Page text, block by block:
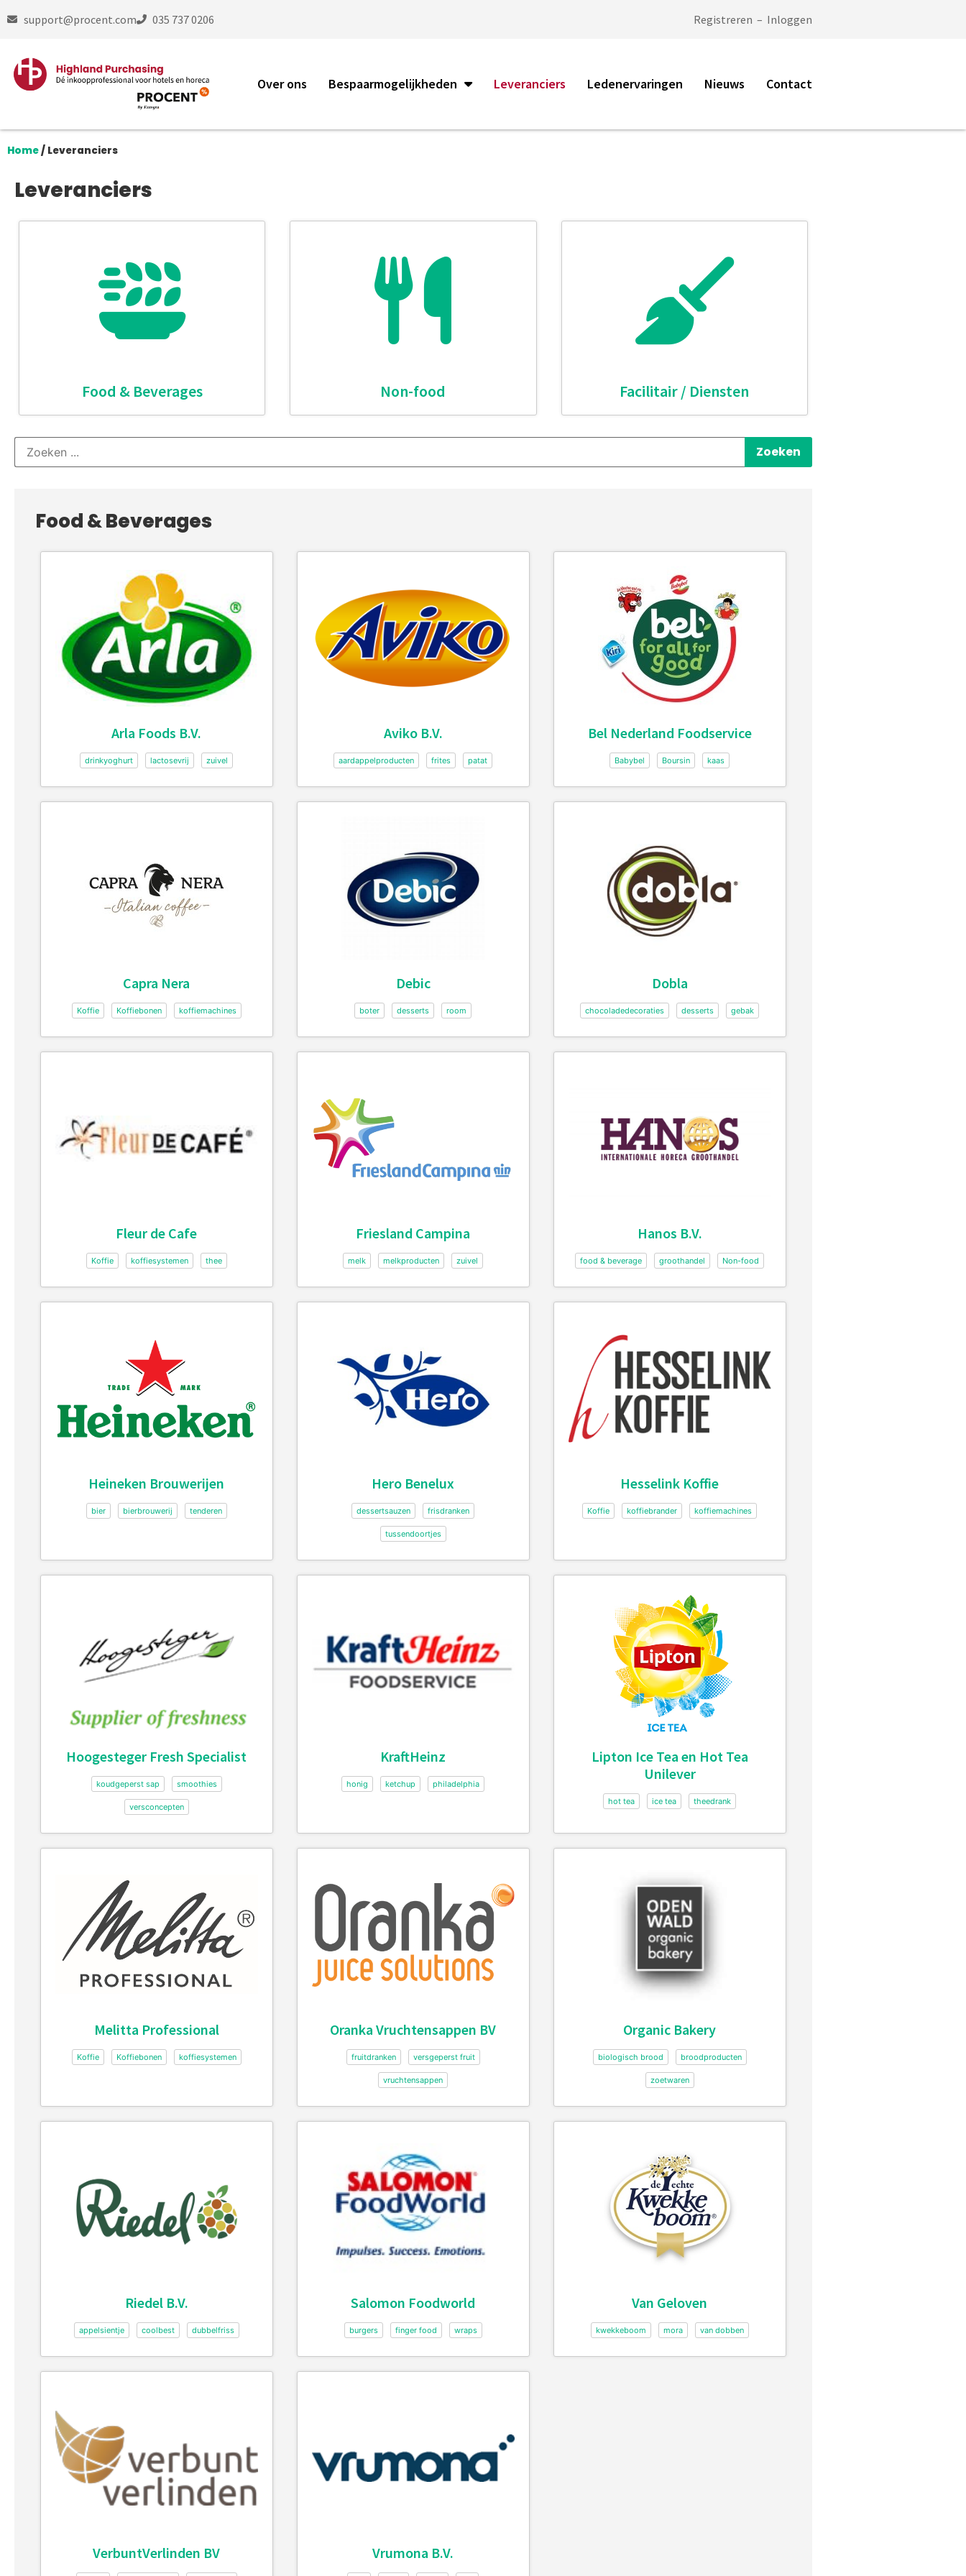
support@procent.com 035 737 0206 Registreren – Inloggen
Over ons Bespaarmogelijkheden Leveranciers Ledenervaringen Nieuws Contact
Home/ Leveranciers
Leveranciers
Food & Beverages Non-food Facilitair / Diensten
Zoeken
Food & Beverages
Arla Foods B.V.
drinkyoghurt lactosevrij zuivel
Aviko B.V.
aardappelproducten frites patat
Bel Nederland Foodservice
Babybel Boursin kaas
Capra Nera
Koffie Koffiebonen koffiemachines
Debic
boter desserts room
Dobla
chocoladedecoraties desserts gebak
Fleur de Cafe
Koffie koffiesystemen thee
Friesland Campina
melk melkproducten zuivel
Hanos B.V.
food & beverage groothandel Non-food
Heineken Brouwerijen
bier bierbrouwerij tenderen
Hero Benelux
dessertsauzen frisdranken
tussendoortjes
Hesselink Koffie
Koffie koffiebrander koffiemachines
Hoogesteger Fresh Specialist
koudgeperst sap smoothies
versconcepten
KraftHeinz
honig ketchup philadelphia
Lipton Ice Tea en Hot Tea
Unilever
hot tea ice tea theedrank
Melitta Professional
Koffie Koffiebonen koffiesystemen
Oranka Vruchtensappen BV
fruitdranken versgeperst fruit
vruchtensappen
Organic Bakery
biologisch brood broodproducten
zoetwaren
Riedel B.V.
appelsientje coolbest dubbelfriss
Salomon Foodworld
burgers finger food wraps
Van Geloven
kwekkeboom mora van dobben
VerbuntVerlinden BV Vrumona B.V.